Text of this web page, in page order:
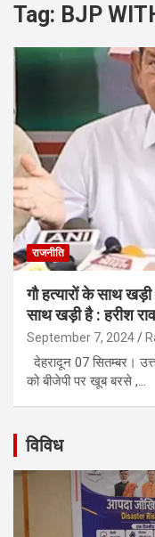
Tag: BJP
राजनीति
गौ हत्यारों के साथ
साथ खड़ी है : हरीश
September 7, 2024
देहरादून 07 सितम्बर।
को बीजेपी पर खूब बरसे ,…
विविध